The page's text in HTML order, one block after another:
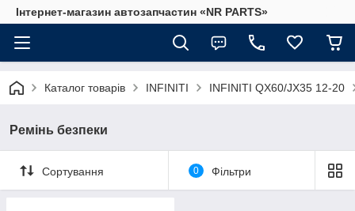
Інтернет-магазин автозапчастин «NR PARTS»
Каталог товарів INFINITI INFINITI QX60/JX35 12-20
Ремінь безпеки
Сортування 0 Фільтри